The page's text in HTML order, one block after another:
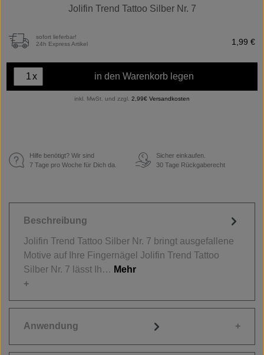
Jolifin Trend Tattoo Silber Nr. 7
sofort lieferbar!
24h Express Artikel
1,99 €
x in den Warenkorb legen
inkl. MwSt. und zzgl. 2,99€ Versandkosten
Hilfe benötigt? Wir sind
7 Tage pro Woche für Dich da.
€
Sicher einkaufen.
30 Tage Rückgaberecht
Beschreibung
Jolifin Trend Tattoo Silber Nr. 7 bringt ausgefallene
Motive auf Ihre Fingernägel Jolifin Trend Tattoo
Silber Nr. 7 lässt Ih… Mehr
Anwendung